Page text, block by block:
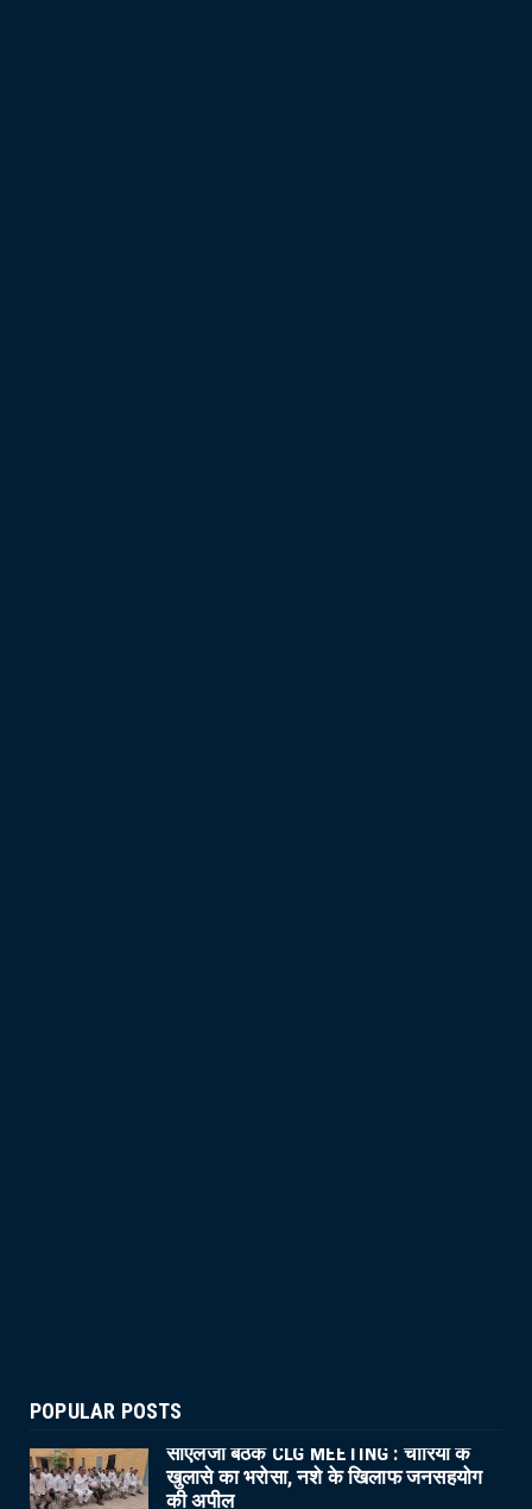
POPULAR POSTS
सीएलजी बैठक CLG MEETING : चोरियों के
खुलासे का भरोसा, नशे के खिलाफ जनसहयोग
की अपील